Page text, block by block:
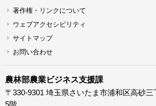
著作権・リンクについて
ウェブアクセシビリティ
サイトマップ
お問い合わせ
農林部農業ビジネス支援課
〒330-9301 埼玉県さいたま市浦和区高砂